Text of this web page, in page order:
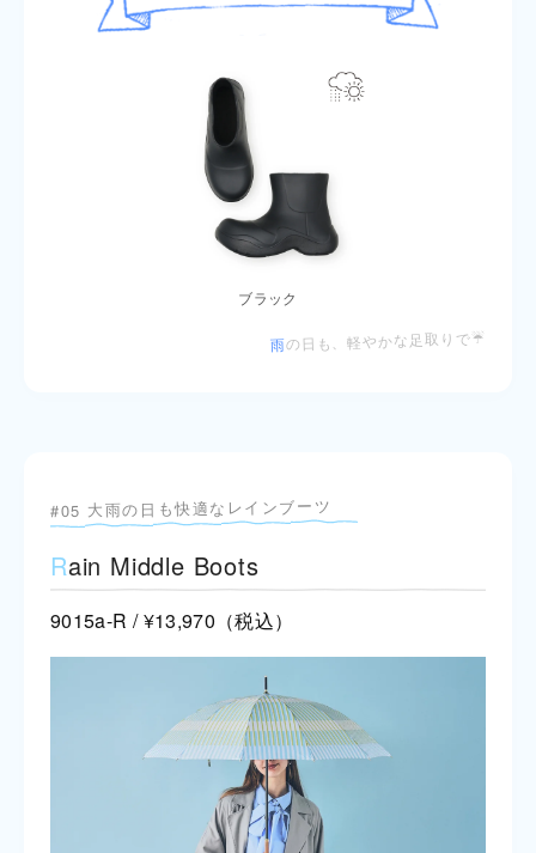
ブラック
雨の日も、軽やかな足取りで☔
#05 大雨の日も快適なレインブーツ
Rain Middle Boots
9015a-R / ¥13,970（税込）